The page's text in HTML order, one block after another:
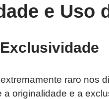
e Uso
raro nos
a originalidade e a